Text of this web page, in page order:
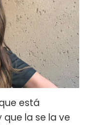
está
la se la ve